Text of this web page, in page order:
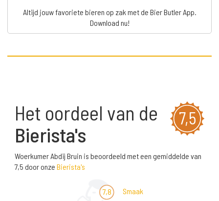
Altijd jouw favoriete bieren op zak met de Bier Butler App.
Download nu!
7,5
Het oordeel van de
Bierista's
Woerkumer Abdij Bruin is beoordeeld met een gemiddelde van
7,5 door onze Bierista's
7,8 Smaak